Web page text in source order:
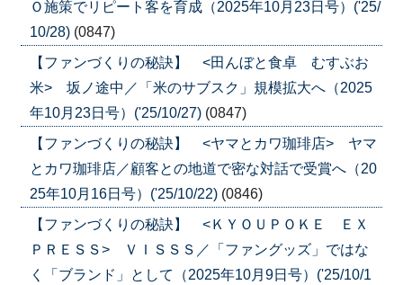
Ｏ施策でリピート客を育成（2025年10月23日号）('25/
10/28) (0847)
【ファンづくりの秘訣】 <田んぼと食卓 むすぶお
米> 坂ノ途中／「米のサブスク」規模拡大へ（2025
年10月23日号）('25/10/27) (0847)
【ファンづくりの秘訣】 <ヤマとカワ珈琲店> ヤマ
とカワ珈琲店／顧客との地道で密な対話で受賞へ（20
25年10月16日号）('25/10/22) (0846)
【ファンづくりの秘訣】 <ＫＹＯＵＰＯＫＥ ＥＸ
ＰＲＥＳＳ> ＶＩＳＳＳ／「ファングッズ」ではな
く「ブランド」として（2025年10月9日号）('25/10/1